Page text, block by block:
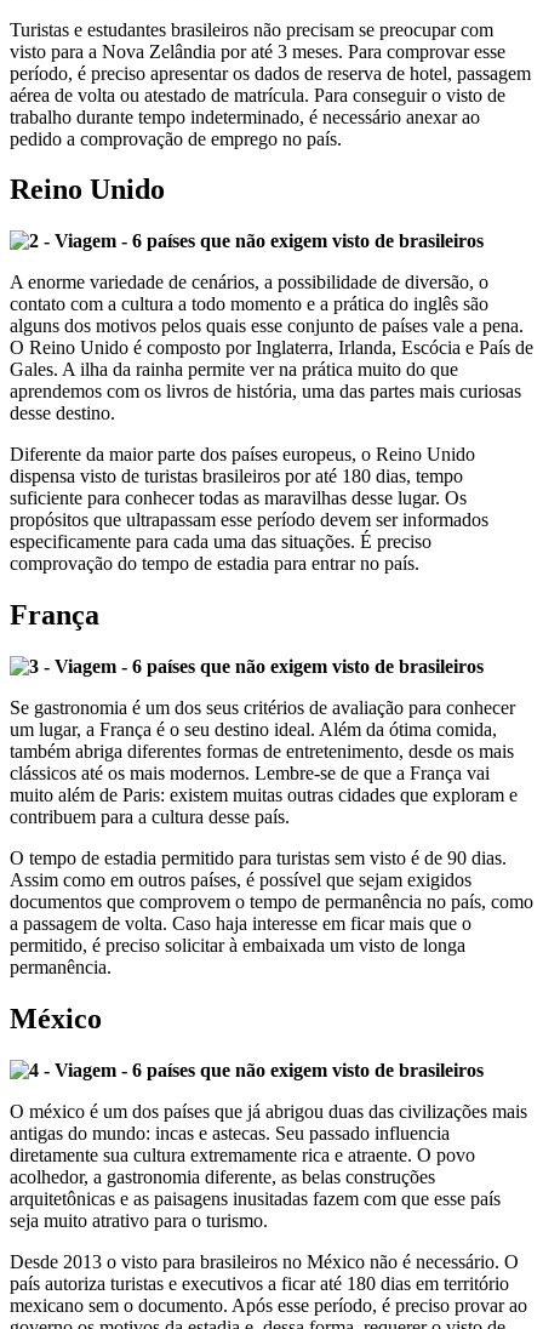
Turistas e estudantes brasileiros não precisam se preocupar com
visto para a Nova Zelândia por até 3 meses. Para comprovar esse
período, é preciso apresentar os dados de reserva de hotel, passagem
aérea de volta ou atestado de matrícula. Para conseguir o visto de
trabalho durante tempo indeterminado, é necessário anexar ao
pedido a comprovação de emprego no país.
Reino Unido
A enorme variedade de cenários, a possibilidade de diversão, o
contato com a cultura a todo momento e a prática do inglês são
alguns dos motivos pelos quais esse conjunto de países vale a pena.
O Reino Unido é composto por Inglaterra, Irlanda, Escócia e País de
Gales. A ilha da rainha permite ver na prática muito do que
aprendemos com os livros de história, uma das partes mais curiosas
desse destino.
Diferente da maior parte dos países europeus, o Reino Unido
dispensa visto de turistas brasileiros por até 180 dias, tempo
suficiente para conhecer todas as maravilhas desse lugar. Os
propósitos que ultrapassam esse período devem ser informados
especificamente para cada uma das situações. É preciso
comprovação do tempo de estadia para entrar no país.
França
Se gastronomia é um dos seus critérios de avaliação para conhecer
um lugar, a França é o seu destino ideal. Além da ótima comida,
também abriga diferentes formas de entretenimento, desde os mais
clássicos até os mais modernos. Lembre-se de que a França vai
muito além de Paris: existem muitas outras cidades que exploram e
contribuem para a cultura desse país.
O tempo de estadia permitido para turistas sem visto é de 90 dias.
Assim como em outros países, é possível que sejam exigidos
documentos que comprovem o tempo de permanência no país, como
a passagem de volta. Caso haja interesse em ficar mais que o
permitido, é preciso solicitar à embaixada um visto de longa
permanência.
México
O méxico é um dos países que já abrigou duas das civilizações mais
antigas do mundo: incas e astecas. Seu passado influencia
diretamente sua cultura extremamente rica e atraente. O povo
acolhedor, a gastronomia diferente, as belas construções
arquitetônicas e as paisagens inusitadas fazem com que esse país
seja muito atrativo para o turismo.
Desde 2013 o visto para brasileiros no México não é necessário. O
país autoriza turistas e executivos a ficar até 180 dias em território
mexicano sem o documento. Após esse período, é preciso provar ao